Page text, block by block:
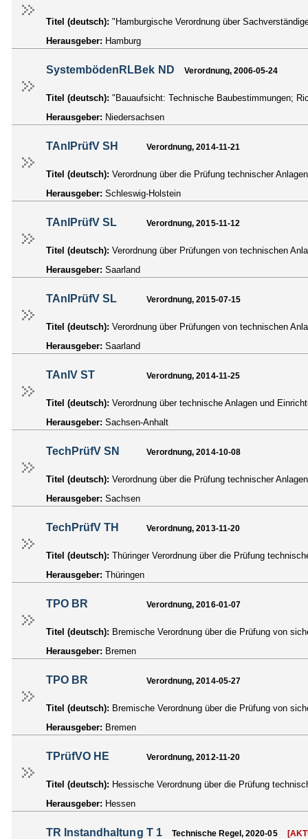
Titel (deutsch): "Hamburgische Verordnung über
Herausgeber: Hamburg
SystembödenRLBek ND Verordnung, 2006-05-24
Titel (deutsch): "Bauaufsicht: Technische Baubestimmungen;
Herausgeber: Niedersachsen
TAnlPrüfV SH Verordnung, 2014-11-21
Titel (deutsch): Verordnung über die Prüfung technischer
Herausgeber: Schleswig-Holstein
TAnlPrüfV SL Verordnung, 2015-11-12
Titel (deutsch): Verordnung über Prüfungen von technischen
Herausgeber: Saarland
TAnlPrüfV SL Verordnung, 2015-07-15
Titel (deutsch): Verordnung über Prüfungen von technischen
Herausgeber: Saarland
TAnlV ST Verordnung, 2014-11-25
Titel (deutsch): Verordnung über technische Anlagen und
Herausgeber: Sachsen-Anhalt
TechPrüfV SN Verordnung, 2014-10-08
Titel (deutsch): Verordnung über die Prüfung technischer
Herausgeber: Sachsen
TechPrüfV TH Verordnung, 2013-11-20
Titel (deutsch): Thüringer Verordnung über die Prüfung
Herausgeber: Thüringen
TPO BR Verordnung, 2016-01-07
Titel (deutsch): Bremische Verordnung über die Prüfung von
Herausgeber: Bremen
TPO BR Verordnung, 2014-05-27
Titel (deutsch): Bremische Verordnung über die Prüfung von
Herausgeber: Bremen
TPrüfVO HE Verordnung, 2012-11-20
Titel (deutsch): Hessische Verordnung über die Prüfung
Herausgeber: Hessen
TR Instandhaltung T 1 Technische Regel, 2020-05